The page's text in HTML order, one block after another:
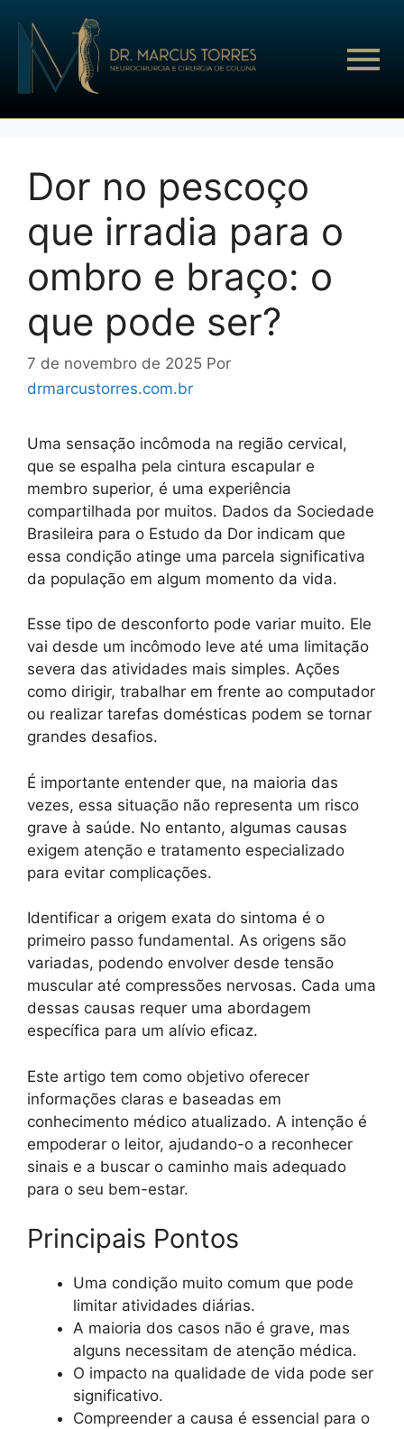
Dor no pescoço
que irradia para o
ombro e braço: o
que pode ser?
7 de novembro de 2025 Por
drmarcustorres.com.br
Uma sensação incômoda na região cervical,
que se espalha pela cintura escapular e
membro superior, é uma experiência
compartilhada por muitos. Dados da Sociedade
Brasileira para o Estudo da Dor indicam que
essa condição atinge uma parcela significativa
da população em algum momento da vida.
Esse tipo de desconforto pode variar muito. Ele
vai desde um incômodo leve até uma limitação
severa das atividades mais simples. Ações
como dirigir, trabalhar em frente ao computador
ou realizar tarefas domésticas podem se tornar
grandes desafios.
É importante entender que, na maioria das
vezes, essa situação não representa um risco
grave à saúde. No entanto, algumas causas
exigem atenção e tratamento especializado
para evitar complicações.
Identificar a origem exata do sintoma é o
primeiro passo fundamental. As origens são
variadas, podendo envolver desde tensão
muscular até compressões nervosas. Cada uma
dessas causas requer uma abordagem
específica para um alívio eficaz.
Este artigo tem como objetivo oferecer
informações claras e baseadas em
conhecimento médico atualizado. A intenção é
empoderar o leitor, ajudando-o a reconhecer
sinais e a buscar o caminho mais adequado
para o seu bem-estar.
Principais Pontos
Uma condição muito comum que pode
limitar atividades diárias.
A maioria dos casos não é grave, mas
alguns necessitam de atenção médica.
O impacto na qualidade de vida pode ser
significativo.
Compreender a causa é essencial para o